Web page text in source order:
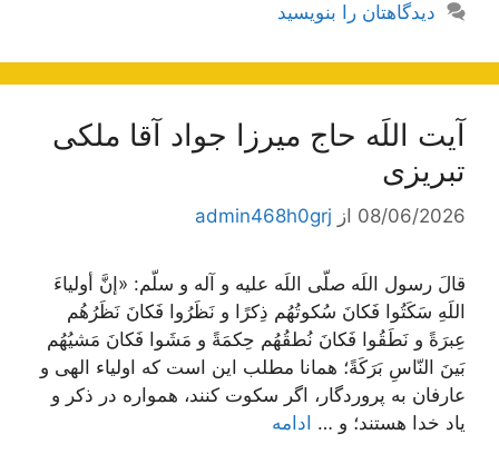
دیدگاهتان را بنویسید
آیت اللَه حاج میرزا جواد آقا ملکی
تبریزی
08/06/2026 از admin468h0grj
قالَ رسول اللَه صلّى اللَه عليه و آله و سلّم: «إنَّ أولياءَ
اللَهِ سَكَتُوا فَكانَ سُكوتُهُم ذِكرًا و نَظَرُوا فَكانَ نَظَرُهُم
عِبرَةً و نَطَقُوا فَكانَ نُطقُهُم حِكمَةً و مَشَوا فَكانَ مَشيُهُم
بَينَ النّاسِ بَرَكَةً؛ همانا مطلب اين است كه اولياء الهى و
عارفان به پروردگار، اگر سكوت كنند، همواره در ذكر و
ياد خدا هستند؛ و … ادامه